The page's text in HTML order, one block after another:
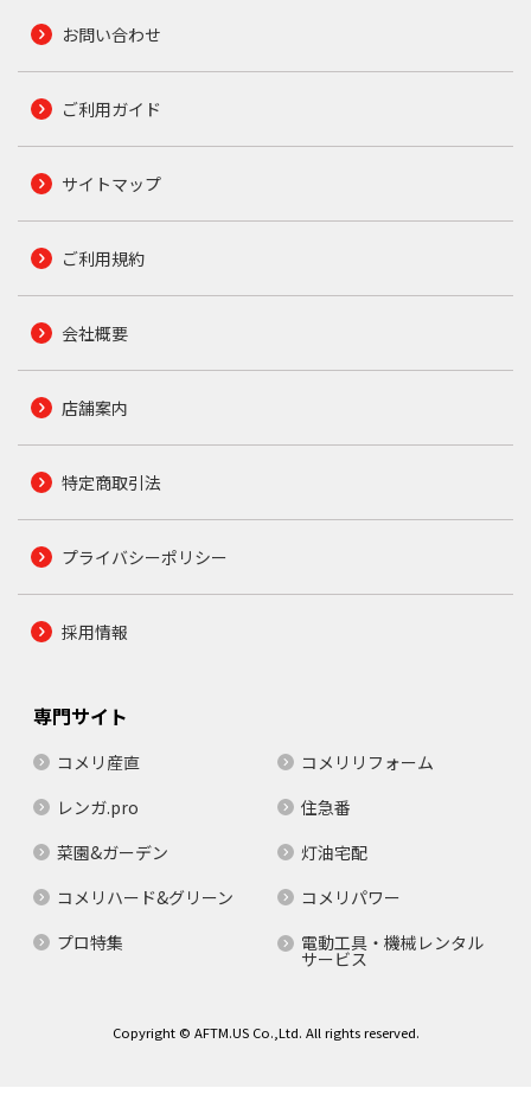
お問い合わせ
ご利用ガイド
サイトマップ
ご利用規約
会社概要
店舗案内
特定商取引法
プライバシーポリシー
採用情報
専門サイト
コメリ産直
コメリリフォーム
レンガ.pro
住急番
菜園&ガーデン
灯油宅配
コメリハード&グリーン
コメリパワー
プロ特集
電動工具・機械レンタル
サービス
Copyright © AFTM.US Co.,Ltd. All rights reserved.